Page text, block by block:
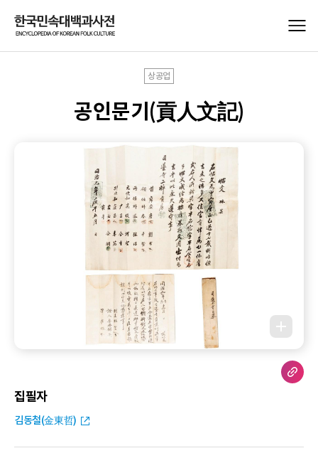
상공업
공인문기(貢人文記)
집필자
김동철(金東哲)